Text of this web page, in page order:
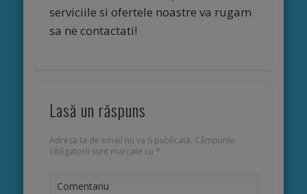
serviciile si ofertele noastre va rugam
sa ne contactati!
Lasă un răspuns
Adresa ta de email nu va fi publicată. Câmpurile
obligatorii sunt marcate cu *
Comentariu